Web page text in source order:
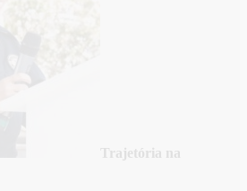
Trajetória na